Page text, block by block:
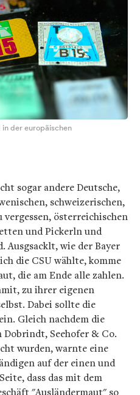
der europäischen
sogar andere Deutsche,
schweizerischen,
österreichischen
und Pickerln und
Ausgsacklt, wie der Bayer
die CSU wählte, komme
die am Ende alle zahlen.
zu ihrer eigenen
Dabei sollte die
Gleich nachdem die
Seehofer & Co.
wurden, warnte eine
auf der einen und
dass das mit dem
"Ausländermaut" so